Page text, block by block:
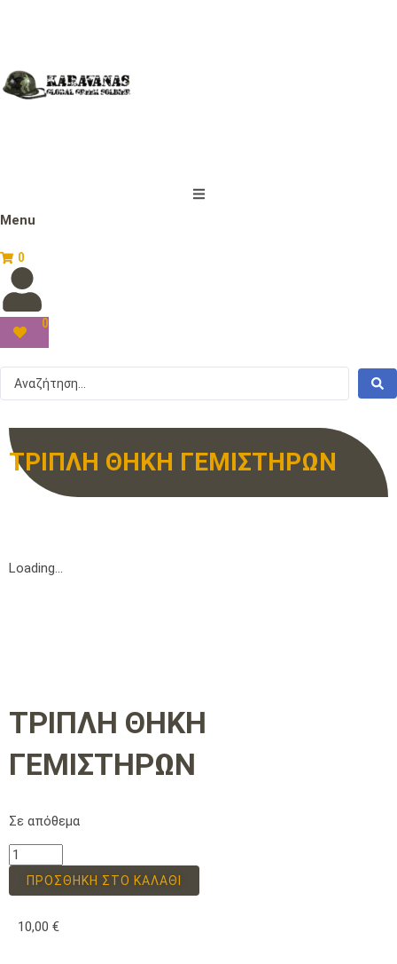
Menu
0
0
ΤΡΙΠΛΗ ΘΗΚΗ ΓΕΜΙΣΤΗΡΩΝ
Loading...
ΤΡΙΠΛΗ ΘΗΚΗ
ΓΕΜΙΣΤΗΡΩΝ
Σε απόθεμα
ΠΡΟΣΘΉΚΗ ΣΤΟ ΚΑΛΆΘΙ
10,00 €